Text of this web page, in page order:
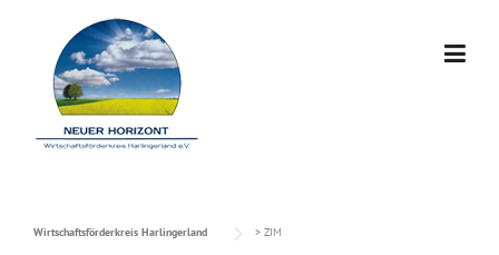
Wirtschaftsförderkreis Harlingerland > ZIM